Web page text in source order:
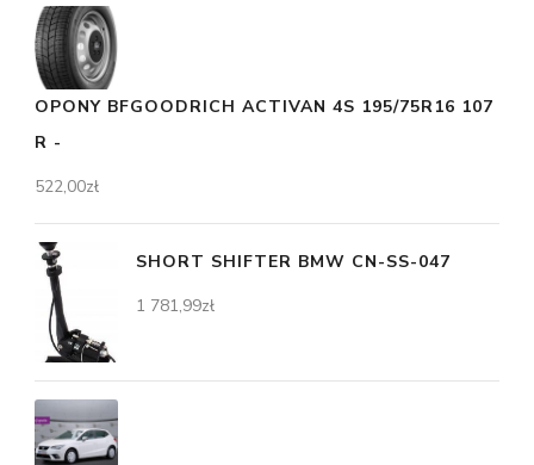
OPONY BFGOODRICH ACTIVAN 4S 195/75R16 107
R -
522,00zł
SHORT SHIFTER BMW CN-SS-047
1 781,99zł